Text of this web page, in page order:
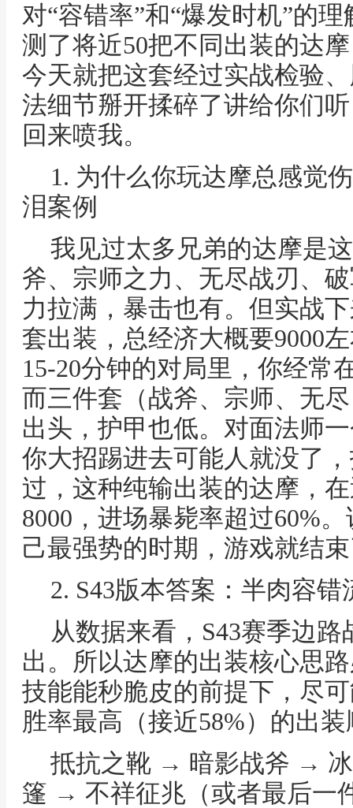
对“容错率”和“爆发时机”的
测了将近50把不同出装的达
今天就把这套经过实战检验
法细节掰开揉碎了讲给你们
回来喷我。
1. 为什么你玩达摩总感觉
泪案例
我见过太多兄弟的达摩是
斧、宗师之力、无尽战刃、
力拉满，暴击也有。但实战
套出装，总经济大概要9000
15-20分钟的对局里，你经常
而三件套（战斧、宗师、无
出头，护甲也低。对面法师
你大招踢进去可能人就没了
过，这种纯输出装的达摩，
8000，进场暴毙率超过60%
己最强势的时期，游戏就结
2. S43版本答案：半肉容
从数据来看，S43赛季边
出。所以达摩的出装核心思
技能能秒脆皮的前提下，尽
胜率最高（接近58%）的出
抵抗之靴 → 暗影战斧 →
篷 → 不祥征兆（或者最后一